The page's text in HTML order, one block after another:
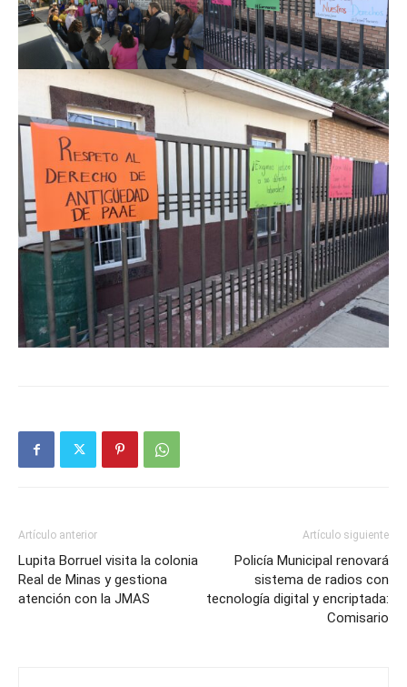
Artículo anterior
Lupita Borruel visita la colonia
Real de Minas y gestiona
atención con la JMAS
Artículo siguiente
Policía Municipal renovará
sistema de radios con
tecnología digital y encriptada:
Comisario